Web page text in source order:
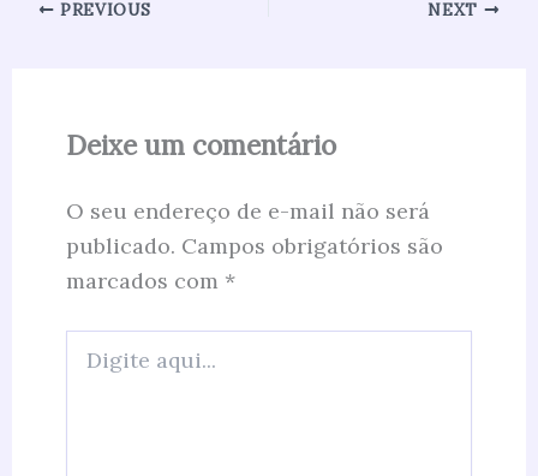
PREVIOUS NEXT
Deixe um comentário
O seu endereço de e-mail não será
publicado. Campos obrigatórios são
marcados com *
aqui...